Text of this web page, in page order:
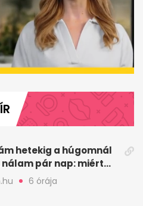
hetekig a húgomnál
nálam pár nap: miért
6 órája